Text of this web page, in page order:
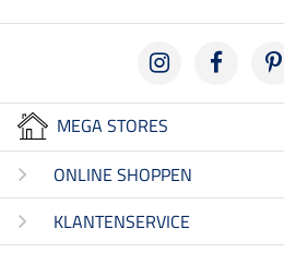
MEGA STORES
ONLINE SHOPPEN
KLANTENSERVICE